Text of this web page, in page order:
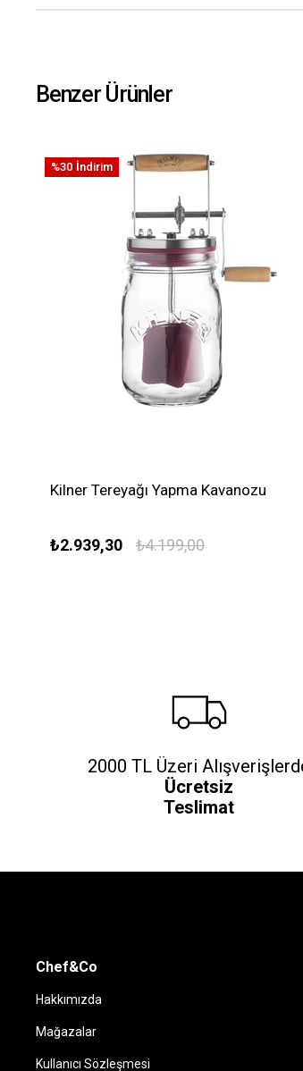
Benzer Ürünler
Kilner Tereyağı Yapma Kavanozu
₺2.939,30 ₺4.199,00
%30 İndirim
2000 TL Üzeri
Ücretsiz
Teslimat
Chef&Co
Hakkımızda
Mağazalar
Kullanıcı Sözleşmesi